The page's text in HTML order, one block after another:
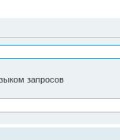
запросов